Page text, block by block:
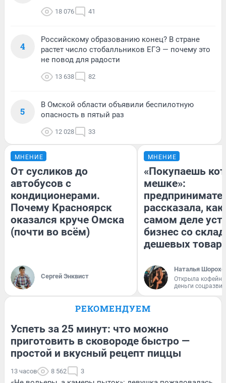
18 076 41
4
Российскому образованию конец? В стране
растет число стобалльников ЕГЭ — почему это
не повод для радости
13 638 82
5
В Омской области объявили беспилотную
опасность в пятый раз
12 028 33
МНЕНИЕ
От сусликов до
автобусов с
кондиционерами.
Почему Красноярск
оказался круче Омска
(почти во всём)
Сергей Энквист
МНЕНИЕ
«Покупаешь
мешке»:
рассказала, как
самом деле
бизнес со
дешевых
Наталья
Открыла
деньги
РЕКОМЕНДУЕМ
Успеть за 25 минут: что можно
приготовить в сковороде быстро —
простой и вкусный рецепт пиццы
13 часов 8 562 3